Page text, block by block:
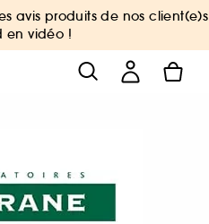
avis produits de nos client(e)s
en vidéo !